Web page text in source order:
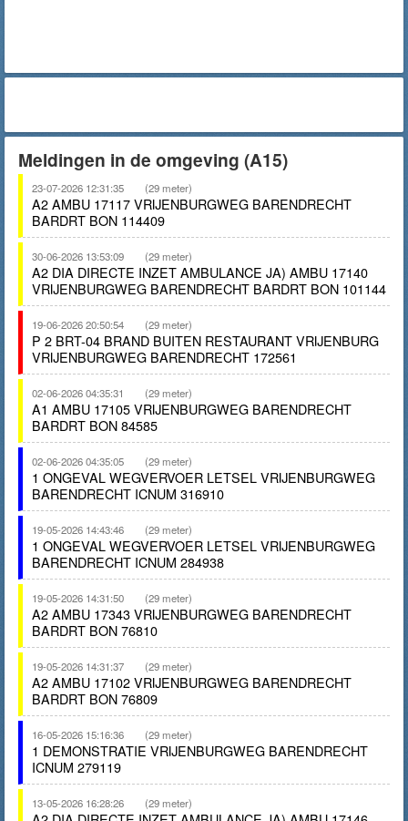
Meldingen in de omgeving (A15)
23-07-2026 12:31:35 (29 meter)
A2 AMBU 17117 VRIJENBURGWEG BARENDRECHT
BARDRT BON 114409
30-06-2026 13:53:09 (29 meter)
A2 DIA DIRECTE INZET AMBULANCE JA) AMBU 17140
VRIJENBURGWEG BARENDRECHT BARDRT BON 101144
19-06-2026 20:50:54 (29 meter)
P 2 BRT-04 BRAND BUITEN RESTAURANT VRIJENBURG
VRIJENBURGWEG BARENDRECHT 172561
02-06-2026 04:35:31 (29 meter)
A1 AMBU 17105 VRIJENBURGWEG BARENDRECHT
BARDRT BON 84585
02-06-2026 04:35:05 (29 meter)
1 ONGEVAL WEGVERVOER LETSEL VRIJENBURGWEG
BARENDRECHT ICNUM 316910
19-05-2026 14:43:46 (29 meter)
1 ONGEVAL WEGVERVOER LETSEL VRIJENBURGWEG
BARENDRECHT ICNUM 284938
19-05-2026 14:31:50 (29 meter)
A2 AMBU 17343 VRIJENBURGWEG BARENDRECHT
BARDRT BON 76810
19-05-2026 14:31:37 (29 meter)
A2 AMBU 17102 VRIJENBURGWEG BARENDRECHT
BARDRT BON 76809
16-05-2026 15:16:36 (29 meter)
1 DEMONSTRATIE VRIJENBURGWEG BARENDRECHT
ICNUM 279119
13-05-2026 16:28:26 (29 meter)